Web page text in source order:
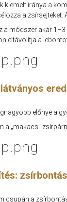
kiemelt iránya a
a zsírsejteket.
a módszer akár
eltávolítja a
előnye a
a „makacs”
csupán a